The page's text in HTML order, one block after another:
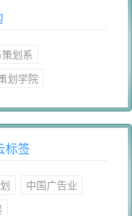
划系
划学院
标签
中国广告业